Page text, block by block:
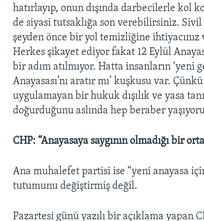
hatırlayıp, onun dışında darbecilerle kol
de siyasi tutsaklığa son verebilirsiniz.
şeyden önce bir yol temizliğine
Herkes şikayet ediyor fakat 12 Eylül
bir adım atılmıyor. Hatta insanların ‘yeni
Anayasası’nı aratır mı’ kuşkusu var.
uygulamayan bir hukuk dışılık ve yasa
doğurduğunu aslında hep beraber
CHP: “Anayasaya saygının olmadığı bir
Ana muhalefet partisi ise “yeni anayasa
tutumunu değiştirmiş değil.
Pazartesi günü yazılı bir açıklama yapan